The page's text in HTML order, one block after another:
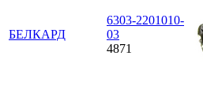
БЕЛКАРД
6303-2201010-
03
4871